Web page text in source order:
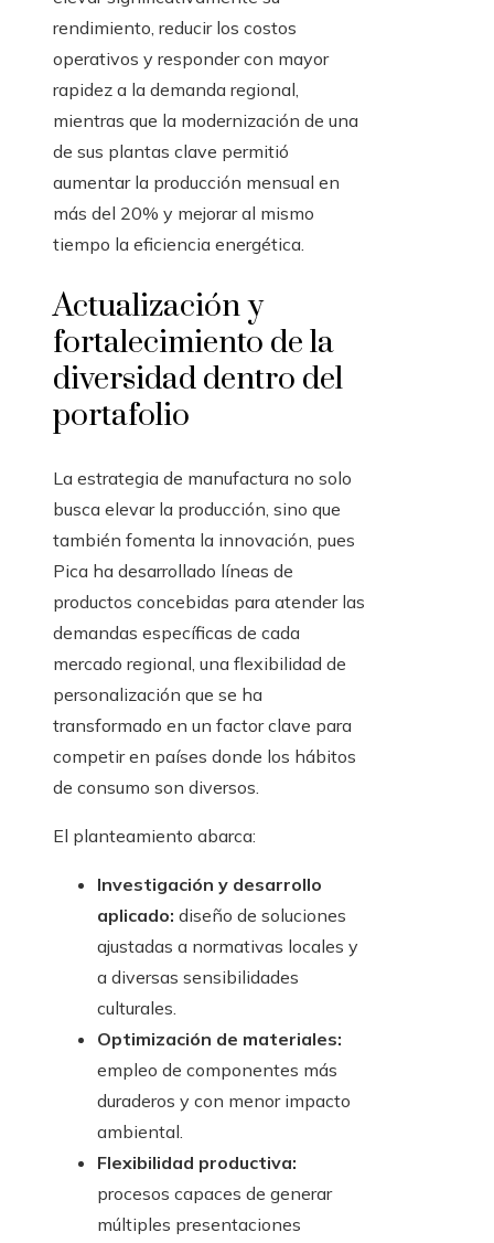
rendimiento, reducir los costos
operativos y responder con mayor
rapidez a la demanda regional,
mientras que la modernización de una
de sus plantas clave permitió
aumentar la producción mensual en
más del 20% y mejorar al mismo
tiempo la eficiencia energética.
Actualización y
fortalecimiento de la
diversidad dentro del
portafolio
La estrategia de manufactura no solo
busca elevar la producción, sino que
también fomenta la innovación, pues
Pica ha desarrollado líneas de
productos concebidas para atender las
demandas específicas de cada
mercado regional, una flexibilidad de
personalización que se ha
transformado en un factor clave para
competir en países donde los hábitos
de consumo son diversos.
El planteamiento abarca:
Investigación y desarrollo
aplicado: diseño de soluciones
ajustadas a normativas locales y
a diversas sensibilidades
culturales.
Optimización de materiales:
empleo de componentes más
duraderos y con menor impacto
ambiental.
Flexibilidad productiva:
procesos capaces de generar
múltiples presentaciones